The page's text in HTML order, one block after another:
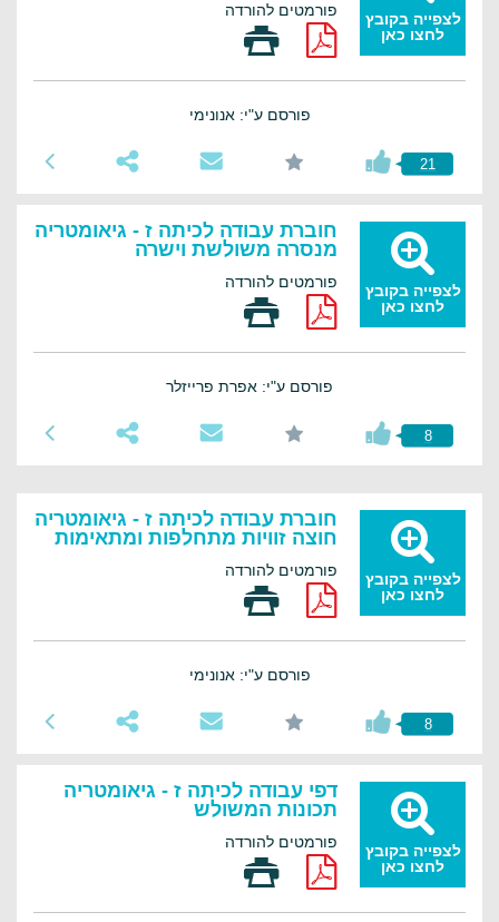
לצפייה בקובץ
לחצו כאן
פורמטים להורדה
פורסם ע"י: אנונימי
21
לצפייה בקובץ
לחצו כאן
חוברת עבודה לכיתה ז - גיאומטריה
מנסרה משולשת וישרה
פורמטים להורדה
פורסם ע"י: אפרת פרייזלר
8
לצפייה בקובץ
לחצו כאן
חוברת עבודה לכיתה ז - גיאומטריה
חוצה זוויות מתחלפות ומתאימות
פורמטים להורדה
פורסם ע"י: אנונימי
8
לצפייה בקובץ
לחצו כאן
דפי עבודה לכיתה ז - גיאומטריה
תכונות המשולש
פורמטים להורדה